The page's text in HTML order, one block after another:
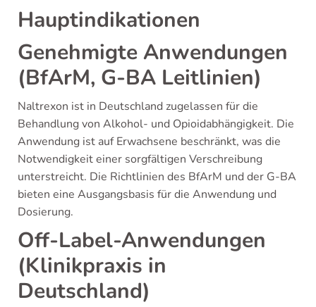
Hauptindikationen
Genehmigte Anwendungen
(BfArM, G-BA Leitlinien)
Naltrexon ist in Deutschland zugelassen für die
Behandlung von Alkohol- und Opioidabhängigkeit. Die
Anwendung ist auf Erwachsene beschränkt, was die
Notwendigkeit einer sorgfältigen Verschreibung
unterstreicht. Die Richtlinien des BfArM und der G-BA
bieten eine Ausgangsbasis für die Anwendung und
Dosierung.
Off-Label-Anwendungen
(Klinikpraxis in
Deutschland)